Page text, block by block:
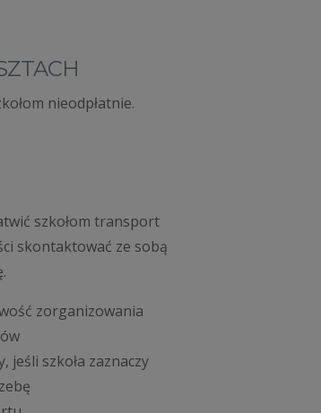
nieodpłatnie.
szkołom transport
skontaktować ze sobą
zorganizowania
jeśli szkoła zaznaczy